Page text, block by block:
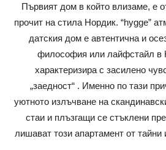
Първият дом в който влизаме, е
прочит на стила Нордик. “hygge”
датския дом е автентична и
философия или лайфстайл в
характеризира с засилено
„заедност“ . Именно по тази
уютното излъчване на
стаи и плъзгащи се стъклени
лишават този апартамент от тайни